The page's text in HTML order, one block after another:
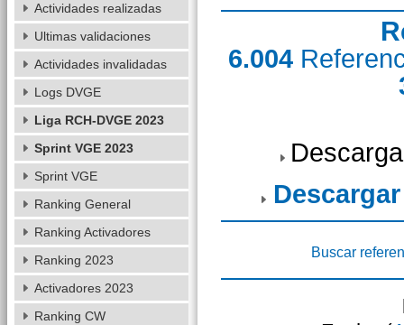
6.004
Buscar
Actividades realizadas
Ultimas validaciones
Actividades invalidadas
Logs DVGE
Liga RCH-DVGE 2023
Sprint VGE 2023
Sprint VGE
Ranking General
Ranking Activadores
Ranking 2023
Activadores 2023
Ranking CW